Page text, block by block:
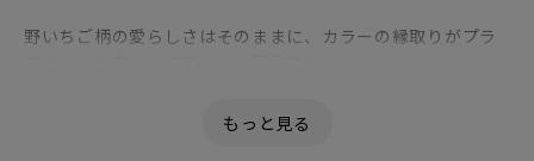
野いちご柄の愛らしさはそのままに、カラーの縁取りがプラ